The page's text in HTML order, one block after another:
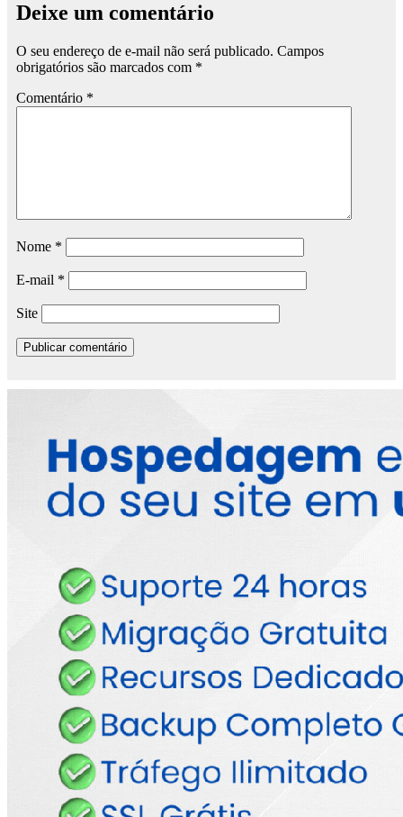
Deixe um comentário
O seu endereço de e-mail não será publicado. Campos
obrigatórios são marcados com *
Comentário *
Nome *
E-mail *
Site